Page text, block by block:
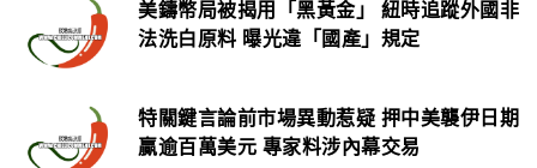
美鑄幣局被揭用「黑黃金」 紐時追蹤外國非
法洗白原料 曝光違「國產」規定
特關鍵言論前市場異動惹疑 押中美襲伊日期
贏逾百萬美元 專家料涉內幕交易